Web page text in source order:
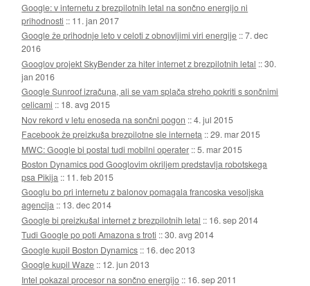
Google: v internetu z brezpilotnih letal na sončno energijo ni
prihodnosti :: 11. jan 2017
Google že prihodnje leto v celoti z obnovljimi viri energije ::7. dec
2016
Googlov projekt SkyBender za hiter internet z brezpilotnih letal ::30.
jan 2016
Google Sunroof izračuna, ali se vam splača streho pokriti s sončnimi
celicami :: 18. avg 2015
Nov rekord v letu enoseda na sončni pogon ::4. jul 2015
Facebook že preizkuša brezpilotne sle interneta ::29. mar 2015
MWC: Google bi postal tudi mobilni operater ::5. mar 2015
Boston Dynamics pod Googlovim okriljem predstavlja robotskega
psa Pikija :: 11. feb 2015
Googlu bo pri internetu z balonov pomagala francoska vesoljska
agencija :: 13. dec 2014
Google bi preizkušal internet z brezpilotnih letal :: 16. sep 2014
Tudi Google po poti Amazona s troti ::30. avg 2014
Google kupil Boston Dynamics :: 16. dec 2013
Google kupil Waze :: 12. jun 2013
Intel pokazal procesor na sončno energijo :: 16. sep 2011